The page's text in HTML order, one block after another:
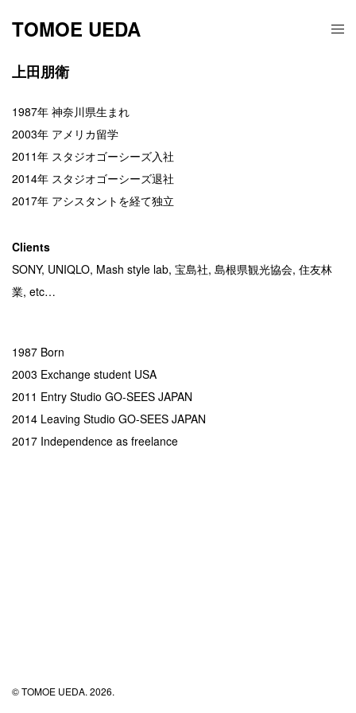
TOMOE UEDA
上田朋衛
1987年 神奈川県生まれ
2003年 アメリカ留学
2011年 スタジオゴーシーズ入社
2014年 スタジオゴーシーズ退社
2017年 アシスタントを経て独立
Clients
SONY, UNIQLO, Mash style lab, 宝島社, 島根県観光協会, 住友林
業, etc…
1987 Born
2003 Exchange student USA
2011 Entry Studio GO-SEES JAPAN
2014 Leaving Studio GO-SEES JAPAN
2017 Independence as freelance
© TOMOE UEDA. 2026.